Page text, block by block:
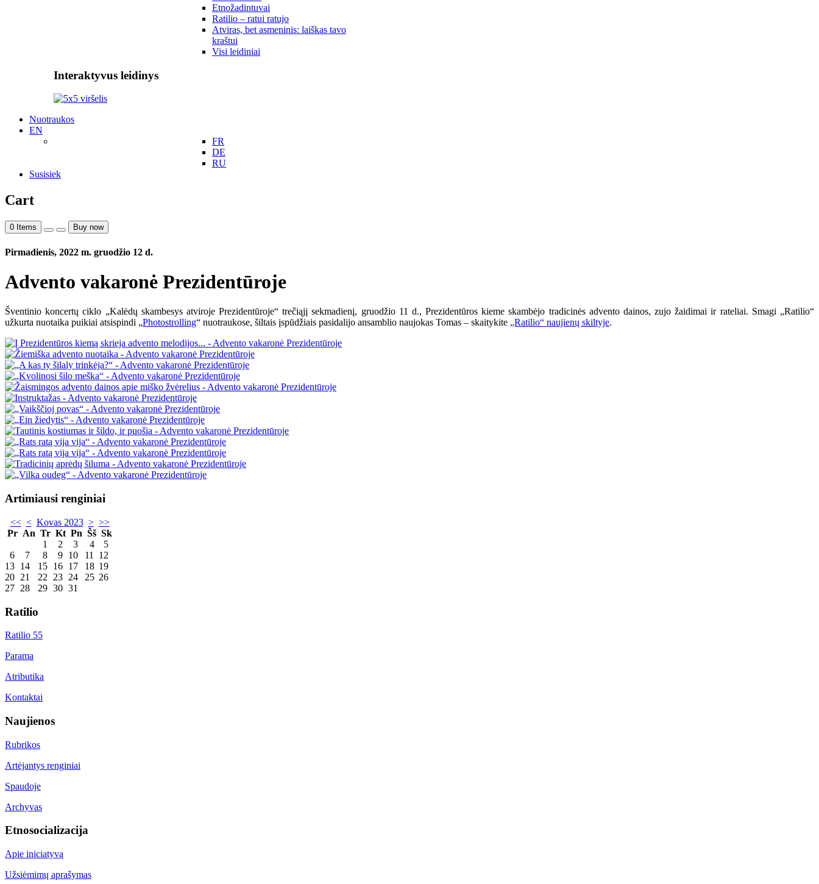
Etnožadintuvai
Ratilio – ratui ratujo
Atviras, bet asmeninis: laiškas tavo
kraštui
Visi leidiniai
Interaktyvus leidinys
Nuotraukos
EN
FR
DE
RU
Susisiek
Cart
0 Items Buy now
Pirmadienis, 2022 m. gruodžio 12 d.
Advento vakaronė Prezidentūroje
Šventinio koncertų ciklo „Kalėdų skambesys atviroje Prezidentūroje“ trečiąjį sekmadienį, gruodžio 11 d., Prezidentūros kieme skambėjo tradicinės advento dainos, zujo žaidimai ir rateliai. Smagi „Ratilio“
užkurta nuotaika puikiai atsispindi „Photostrolling“ nuotraukose, šiltais įspūdžiais pasidalijo ansamblio naujokas Tomas – skaitykite „Ratilio“ naujienų skiltyje.
Artimiausi renginiai
<< < Kovas 2023 > >>
Pr An Tr Kt Pn Šš Sk
1
2 3 4
5
6
7 8 9 10 11
12
13 14 15 16 17 18 19
20 21 22 23 24 25 26
27 28 29 30 31
Ratilio
Ratilio 55
Parama
Atributika
Kontaktai
Naujienos
Rubrikos
Artėjantys renginiai
Spaudoje
Archyvas
Etnosocializacija
Apie iniciatyvą
Užsiėmimų aprašymas